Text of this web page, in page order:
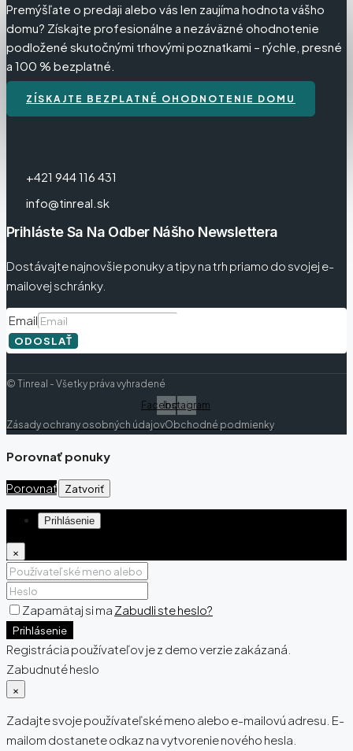
Premýšľate o predaji alebo vás len zaujíma hodnota vášho
domu? Získajte profesionálne a nezáväzné ohodnotenie
podložené skutočnými trhovými poznatkami – rýchle, presné
a 100 % bezplatné.
ZÍSKAJTE BEZPLATNÉ OHODNOTENIE DOMU
+421 944 116 431
info@tinreal.sk
Prihláste Sa Na Odber Nášho Newslettera
Dostávajte najnovšie ponuky a tipy na trh priamo do svojej e-
mailovej schránky.
Email
ODOSLAŤ
© Tinreal - Všetky práva vyhradené
Facebook
Instagram
Zásady ochrany osobných údajovObchodné podmienky
Porovnať ponuky
Porovnať Zatvoriť
Prihlásenie
×
Zapamätaj si ma Zabudli ste heslo?
Prihlásenie
Registrácia používateľov je z demo verzie zakázaná.
Zabudnuté heslo
×
Zadajte svoje používateľské meno alebo e-mailovú adresu. E-
mailom dostanete odkaz na vytvorenie nového hesla.